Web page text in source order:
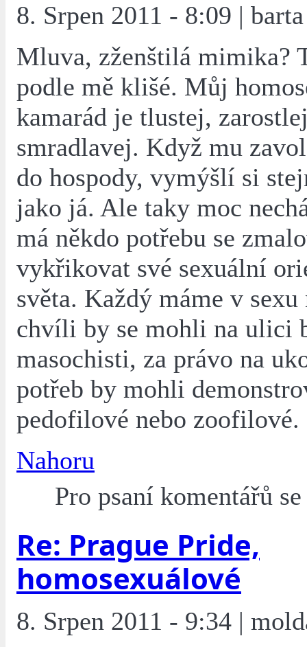
8. Srpen 2011 - 8:09 | barta
Mluva, zženštilá mimika?
podle mě klišé. Můj
kamarád je tlustej,
smradlavej. Když mu
do hospody, vymýšlí si
jako já. Ale taky moc
má někdo potřebu se
vykřikovat své sexuální
světa. Každý máme v sexu
chvíli by se mohli na ulici
masochisti, za právo na
potřeb by mohli
pedofilové nebo zoofilové.
Nahoru
Pro psaní komentářů
Re: Prague Pride,
homosexuálové
8. Srpen 2011 - 9:34 |